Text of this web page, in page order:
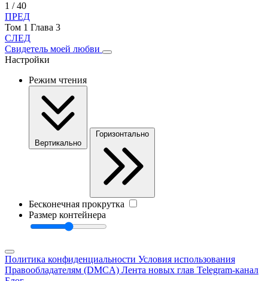
1 / 40
ПРЕД
Том 1 Глава 3
СЛЕД
Свидетель моей любви
Настройки
Режим чтения
Вертикально
Горизонтально
Бесконечная прокрутка
Размер контейнера
Политика конфиденциальности Условия использования
Правообладателям (DMCA) Лента новых глав Telegram-канал